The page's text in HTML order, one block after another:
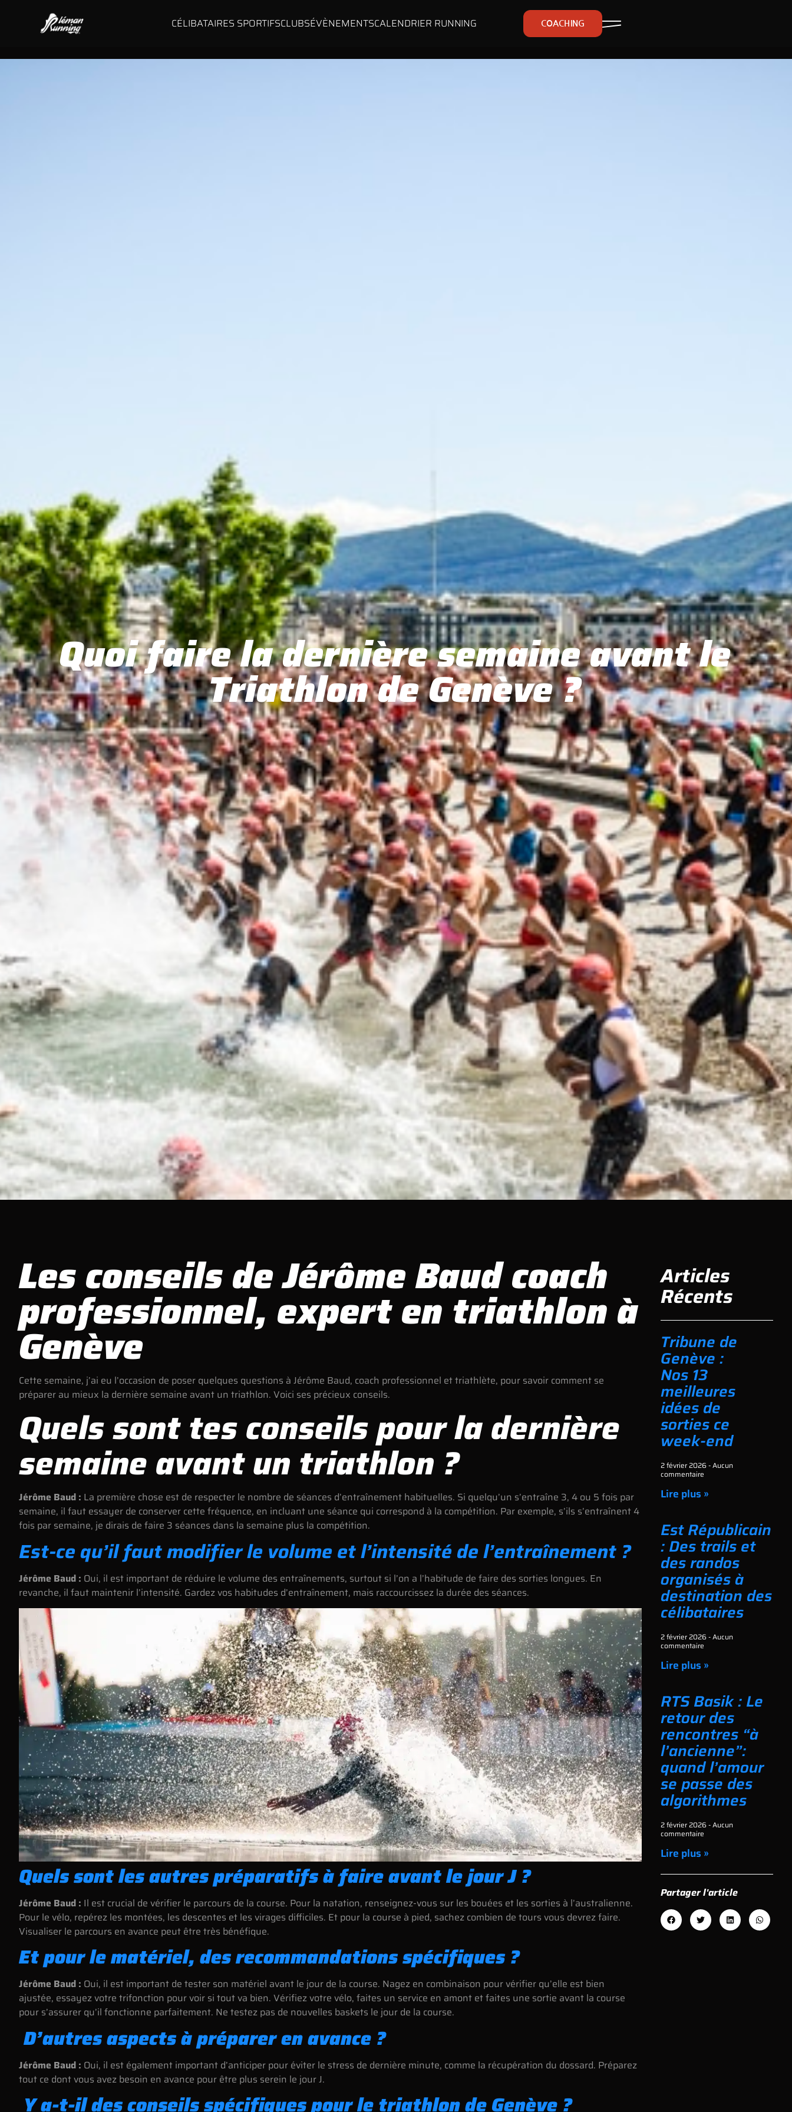
CÉLIBATAIRES SPORTIFSCLUBSÉVÈNEMENTSCALENDRIER RUNNING COACHING
Quoi faire la dernière semaine avant le
Triathlon de Genève ?
Les conseils de Jérôme Baud coach
professionnel, expert en triathlon à
Genève
Cette semaine, j’ai eu l’occasion de poser quelques questions à Jérôme Baud, coach professionnel et triathlète, pour savoir comment se
préparer au mieux la dernière semaine avant un triathlon. Voici ses précieux conseils.
Quels sont tes conseils pour la dernière
semaine avant un triathlon ?
Jérôme Baud : La première chose est de respecter le nombre de séances d’entraînement habituelles. Si quelqu’un s’entraîne 3, 4 ou 5 fois par
semaine, il faut essayer de conserver cette fréquence, en incluant une séance qui correspond à la compétition. Par exemple, s’ils s’entraînent 4
fois par semaine, je dirais de faire 3 séances dans la semaine plus la compétition.
Est-ce qu’il faut modifier le volume et l’intensité de l’entraînement ?
Jérôme Baud : Oui, il est important de réduire le volume des entraînements, surtout si l’on a l’habitude de faire des sorties longues. En
revanche, il faut maintenir l’intensité. Gardez vos habitudes d’entraînement, mais raccourcissez la durée des séances.
Quels sont les autres préparatifs à faire avant le jour J ?
Jérôme Baud : Il est crucial de vérifier le parcours de la course. Pour la natation, renseignez-vous sur les bouées et les sorties à l’australienne.
Pour le vélo, repérez les montées, les descentes et les virages difficiles. Et pour la course à pied, sachez combien de tours vous devrez faire.
Visualiser le parcours en avance peut être très bénéfique.
Et pour le matériel, des recommandations spécifiques ?
Jérôme Baud : Oui, il est important de tester son matériel avant le jour de la course. Nagez en combinaison pour vérifier qu’elle est bien
ajustée, essayez votre trifonction pour voir si tout va bien. Vérifiez votre vélo, faites un service en amont et faites une sortie avant la course
pour s’assurer qu’il fonctionne parfaitement. Ne testez pas de nouvelles baskets le jour de la course.
D’autres aspects à préparer en avance ?
Jérôme Baud : Oui, il est également important d’anticiper pour éviter le stress de dernière minute, comme la récupération du dossard. Préparez
tout ce dont vous avez besoin en avance pour être plus serein le jour J.
Y a-t-il des conseils spécifiques pour le triathlon de Genève ?
Articles
Récents
Tribune de
Genève :
Nos 13
meilleures
idées de
sorties ce
week-end
2 février 2026 Aucun
commentaire
Lire plus »
Est Républicain
: Des trails et
des randos
organisés à
destination des
célibataires
2 février 2026 Aucun
commentaire
Lire plus »
RTS Basik : Le
retour des
rencontres “à
l’ancienne”:
quand l’amour
se passe des
algorithmes
2 février 2026 Aucun
commentaire
Lire plus »
Partager l'article